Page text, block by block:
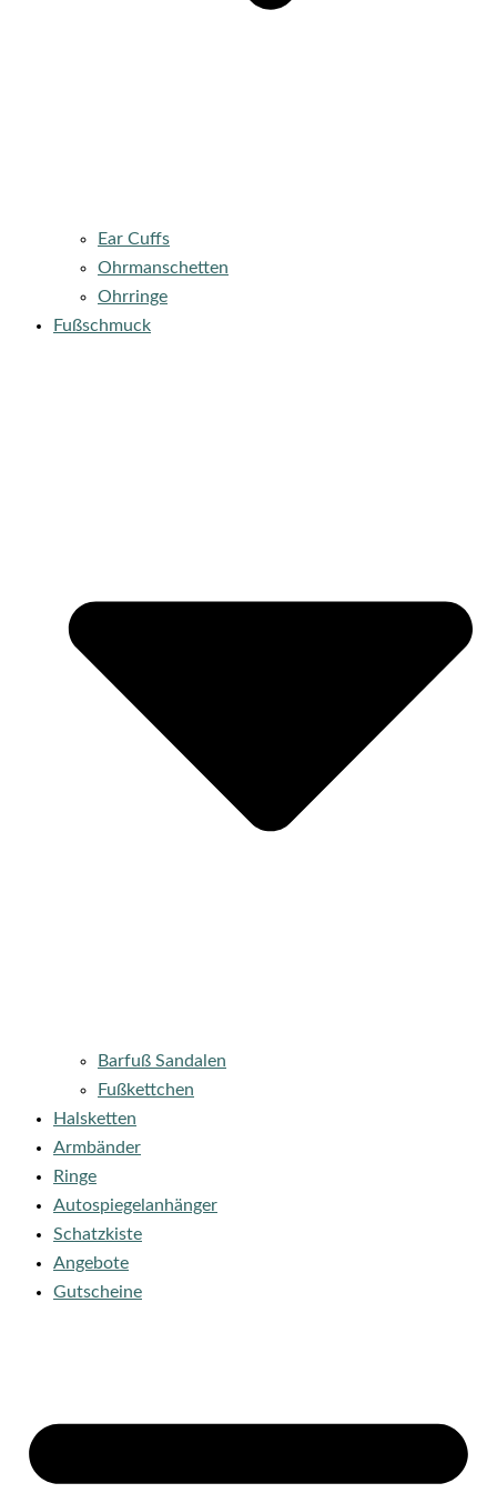
Ear Cuffs
Ohrmanschetten
Ohrringe
Fußschmuck
Barfuß Sandalen
Fußkettchen
Halsketten
Armbänder
Ringe
Autospiegelanhänger
Schatzkiste
Angebote
Gutscheine